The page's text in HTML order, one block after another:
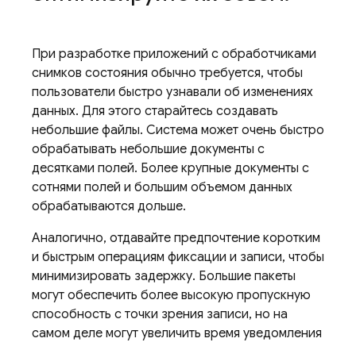
При разработке приложений с обработчиками
снимков состояния обычно требуется, чтобы
пользователи быстро узнавали об изменениях
данных. Для этого старайтесь создавать
небольшие файлы. Система может очень быстро
обрабатывать небольшие документы с
десятками полей. Более крупные документы с
сотнями полей и большим объемом данных
обрабатываются дольше.
Аналогично, отдавайте предпочтение коротким
и быстрым операциям фиксации и записи, чтобы
минимизировать задержку. Большие пакеты
могут обеспечить более высокую пропускную
способность с точки зрения записи, но на
самом деле могут увеличить время уведомления